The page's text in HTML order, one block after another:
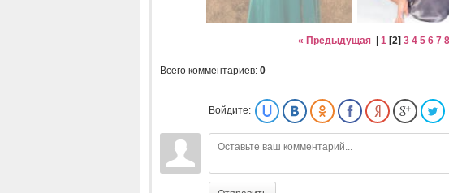
« Предыдущая| 1[2] 3 4 5 6 7 8
Всего комментариев: 0
Войдите: